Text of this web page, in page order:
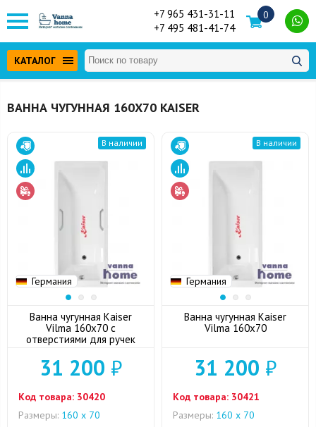
+7 965 431-31-11
+7 495 481-41-74
0
КАТАЛОГ
ВАННА ЧУГУННАЯ 160Х70 KAISER
Германия
В наличии
Ванна чугунная Kaiser
Vilma 160x70 с
отверстиями для ручек
31 200 ₽
Код товара: 30420
Размеры: 160 х 70
Германия
В наличии
Ванна чугунная Kaiser
Vilma 160x70
31 200 ₽
Код товара: 30421
Размеры: 160 х 70